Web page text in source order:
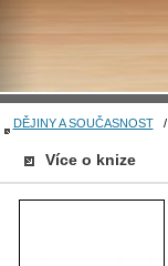
DĚJINY A SOUČASNOST/
Více o knize